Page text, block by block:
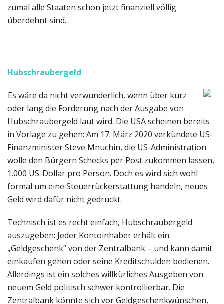
zumal alle Staaten schon jetzt finanziell völlig
überdehnt sind.
Hubschraubergeld
Es wäre da nicht verwunderlich, wenn über kurz
oder lang die Forderung nach der Ausgabe von
Hubschraubergeld laut wird. Die USA scheinen bereits
in Vorlage zu gehen: Am 17. März 2020 verkündete US-
Finanzminister Steve Mnuchin, die US-Administration
wolle den Bürgern Schecks per Post zukommen lassen,
1.000 US-Dollar pro Person. Doch es wird sich wohl
formal um eine Steuerrückerstattung handeln, neues
Geld wird dafür nicht gedruckt.
Technisch ist es recht einfach, Hubschraubergeld
auszugeben: Jeder Kontoinhaber erhält ein
„Geldgeschenk“ von der Zentralbank – und kann damit
einkaufen gehen oder seine Kreditschulden bedienen.
Allerdings ist ein solches willkürliches Ausgeben von
neuem Geld politisch schwer kontrollierbar. Die
Zentralbank könnte sich vor Geldgeschenkwünschen,